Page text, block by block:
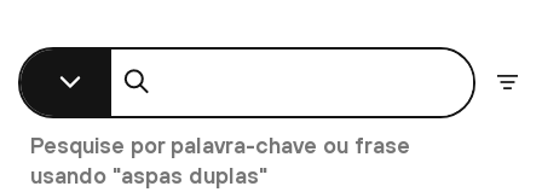
Pesquise por palavra-chave ou frase
usando "aspas duplas"